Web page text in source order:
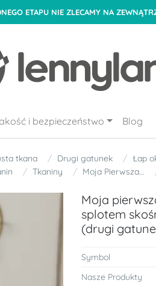
ETAPU NIE ZLECAMY NA
i bezpieczeństwo Blog
tkana Drugi gatunek Łap
Tkaniny Moja Pierwsza...
Moja
splotem
(drugi
Symbol
Nasze Produkty